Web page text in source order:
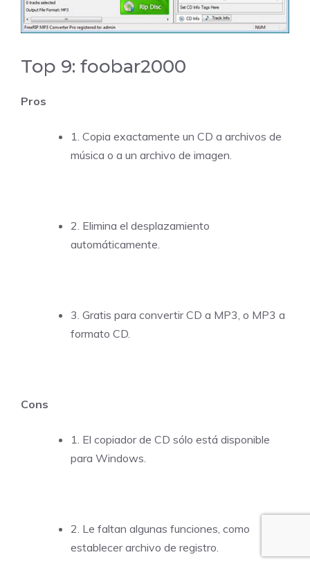
Top 9: foobar2000
Pros
1. Copia exactamente un CD a archivos de
música o a un archivo de imagen.
2. Elimina el desplazamiento
automáticamente.
3. Gratis para convertir CD a MP3, o MP3 a
formato CD.
Cons
1. El copiador de CD sólo está disponible
para Windows.
2. Le faltan algunas funciones, como
establecer archivo de registro.